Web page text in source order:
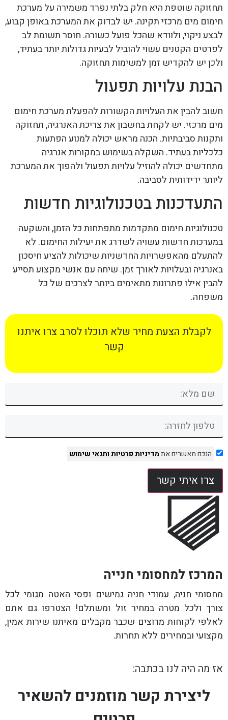
תחזוקה שוטפת היא חלק בלתי נפרד משמירה על מערכת
חימום מים מרכזי תקינה. יש לבדוק את המערכת באופן קבוע,
לבצע ניקוי, ולוודא שהכל פועל כשורה. חוסר תשומת לב
לפרטים הקטנים עשוי להוביל לבעיות גדולות יותר בעתיד,
ולכן יש להקדיש זמן למשימות תחזוקה.
הבנת עלויות תפעול
חשוב להבין את העלויות הקשורות להפעלת מערכת חימום
מים מרכזי. יש לקחת בחשבון את צריכת האנרגיה, תחזוקה
ותקנות סביבתיות. הכנה מראש יכולה למנוע הפתעות
כלכליות בעתיד. השקלה בשימוש במקורות אנרגיה
מתחדשים יכולה להוזיל עלויות תפעול ולהפוך את המערכת
ליותר ידידותית לסביבה.
התעדכנות בטכנולוגיות חדשות
טכנולוגיות חימום מתקדמות מתפתחות כל הזמן, והשקעה
במערכות חדשות עשויה לשדרג את יעילות החימום. לא
להתעלם מהאפשרויות החדשניות שיכולות להציע חיסכון
באנרגיה ובעלויות לאורך זמן. שיחה עם אנשי מקצוע תסייע
להבין אילו פתרונות מתאימים ביותר לצרכים של כל
משפחה.
לקבלת הצעת מחיר שלא תוכלו לסרב צרו איתנו
קשר
הנכם מאשרים אתמדיניות פרטיותותנאי שימוש
צרו איתי קשר
המרכז למחסומי חנייה
מחסומי חניה, עמודי חניה גמישים ופסי האטה מגומי לכל
צורך ולכל מטרה במחיר זול ומשתלם! הצטרפו גם אתם
לאלפי לקוחות מרוצים שכבר מקבלים מאיתנו שירות אמין,
מקצועי ובמחירים ללא תחרות.
אז מה היה לנו בכתבה:
ליצירת קשר מוזמנים להשאיר